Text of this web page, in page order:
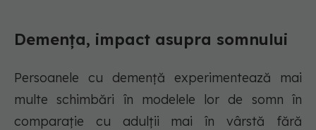
Demența, impact asupra somnului
Persoanele cu demență experimentează mai
multe schimbări în modelele lor de somn în
comparație cu adulții mai în vârstă fără